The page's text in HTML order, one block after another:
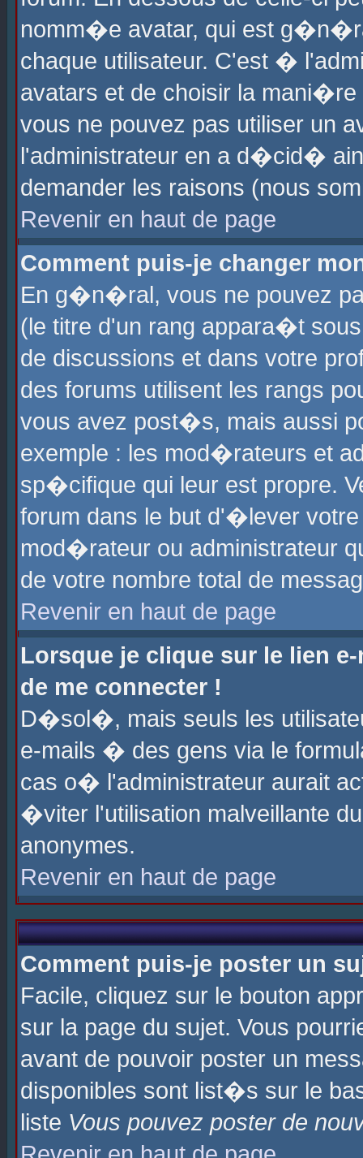
nomm�e avatar, qui est
chaque utilisateur. C'est �
avatars et de choisir la
vous ne pouvez pas utiliser un
l'administrateur en a d�cid�
demander les raisons (nous
Revenir en haut de page
Comment puis-je changer
En g�n�ral, vous ne pouvez
(le titre d'un rang appara�t
de discussions et dans votre
des forums utilisent les rangs
vous avez post�s, mais aussi
exemple : les mod�rateurs et
sp�cifique qui leur est propre.
forum dans le but d'�lever
mod�rateur ou administrateur
de votre nombre total de
Revenir en haut de page
Lorsque je clique sur le lien
de me connecter !
D�sol�, mais seuls les
e-mails � des gens via le
cas o� l'administrateur aurait
�viter l'utilisation malveillante
anonymes.
Revenir en haut de page
Comment puis-je poster un
Facile, cliquez sur le bouton
sur la page du sujet. Vous
avant de pouvoir poster un
disponibles sont list�s sur le
liste Vous pouvez poster de